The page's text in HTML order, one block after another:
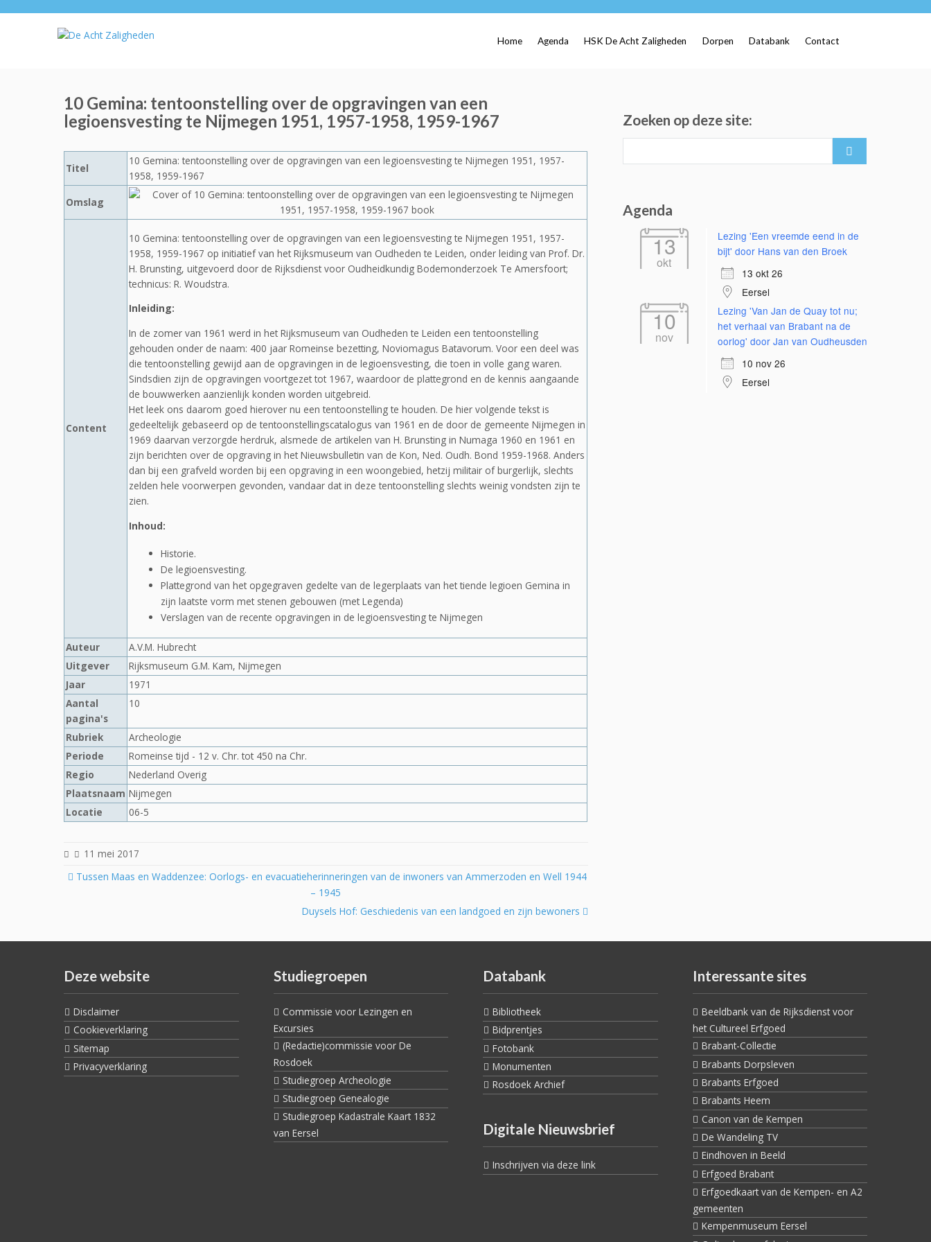
Home Agenda HSK De Acht Zaligheden Dorpen Databank Contact
10 Gemina: tentoonstelling over de opgravingen van een
legioensvesting te Nijmegen 1951, 1957-1958, 1959-1967
Titel
10 Gemina: tentoonstelling over de opgravingen van een legioensvesting te Nijmegen 1951, 1957-
1958, 1959-1967
Omslag
Content
10 Gemina: tentoonstelling over de opgravingen van een legioensvesting te Nijmegen 1951, 1957-
1958, 1959-1967 op initiatief van het Rijksmuseum van Oudheden te Leiden, onder leiding van Prof. Dr.
H. Brunsting, uitgevoerd door de Rijksdienst voor Oudheidkundig Bodemonderzoek Te Amersfoort;
technicus: R. Woudstra.
Inleiding:
In de zomer van 1961 werd in het Rijksmuseum van Oudheden te Leiden een tentoonstelling
gehouden onder de naam: 400 jaar Romeinse bezetting, Noviomagus Batavorum. Voor een deel was
die tentoonstelling gewijd aan de opgravingen in de legioensvesting, die toen in volle gang waren.
Sindsdien zijn de opgravingen voortgezet tot 1967, waardoor de plattegrond en de kennis aangaande
de bouwwerken aanzienlijk konden worden uitgebreid.
Het leek ons daarom goed hierover nu een tentoonstelling te houden. De hier volgende tekst is
gedeeltelijk gebaseerd op de tentoonstellingscatalogus van 1961 en de door de gemeente Nijmegen in
1969 daarvan verzorgde herdruk, alsmede de artikelen van H. Brunsting in Numaga 1960 en 1961 en
zijn berichten over de opgraving in het Nieuwsbulletin van de Kon, Ned. Oudh. Bond 1959-1968. Anders
dan bij een grafveld worden bij een opgraving in een woongebied, hetzij militair of burgerlijk, slechts
zelden hele voorwerpen gevonden, vandaar dat in deze tentoonstelling slechts weinig vondsten zijn te
zien.
Inhoud:
Historie.
De legioensvesting.
Plattegrond van het opgegraven gedelte van de legerplaats van het tiende legioen Gemina in
zijn laatste vorm met stenen gebouwen (met Legenda)
Verslagen van de recente opgravingen in de legioensvesting te Nijmegen
Auteur
A.V.M. Hubrecht
Uitgever
Rijksmuseum G.M. Kam, Nijmegen
Jaar
1971
Aantal
pagina's
10
Rubriek
Archeologie
Periode
Romeinse tijd - 12 v. Chr. tot 450 na Chr.
Regio
Nederland Overig
Plaatsnaam Nijmegen
Locatie
06-5
11 mei 2017
Post
Tussen Maas en Waddenzee: Oorlogs- en evacuatieherinneringen van de inwoners van Ammerzoden en Well 1944
– 1945
Duysels Hof: Geschiedenis van een landgoed en zijn bewoners
Zoeken op deze site:
Agenda
13
okt
Lezing 'Een vreemde eend in de
bijt' door Hans van den Broek
13 okt 26
Eersel
10
nov
Lezing 'Van Jan de Quay tot nu;
het verhaal van Brabant na de
oorlog' door Jan van Oudheusden
10 nov 26
Eersel
Deze website
Disclaimer
Cookieverklaring
Sitemap
Privacyverklaring
Studiegroepen
Commissie voor Lezingen en
Excursies
(Redactie)commissie voor De
Rosdoek
Studiegroep Archeologie
Studiegroep Genealogie
Studiegroep Kadastrale Kaart 1832
van Eersel
Databank
Bibliotheek
Bidprentjes
Fotobank
Monumenten
Rosdoek Archief
Digitale Nieuwsbrief
Inschrijven via deze link
Interessante sites
Beeldbank van de Rijksdienst voor
het Cultureel Erfgoed
Brabant-Collectie
Brabants Dorpsleven
Brabants Erfgoed
Brabants Heem
Canon van de Kempen
De Wandeling TV
Eindhoven in Beeld
Erfgoed Brabant
Erfgoedkaart van de Kempen- en A2
gemeenten
Kempenmuseum Eersel